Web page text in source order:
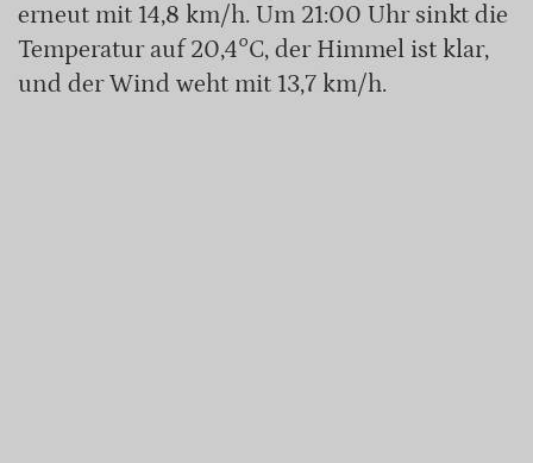
erneut mit 14,8 km/h. Um 21:00 Uhr sinkt die
Temperatur auf 20,4°C, der Himmel ist klar,
und der Wind weht mit 13,7 km/h.